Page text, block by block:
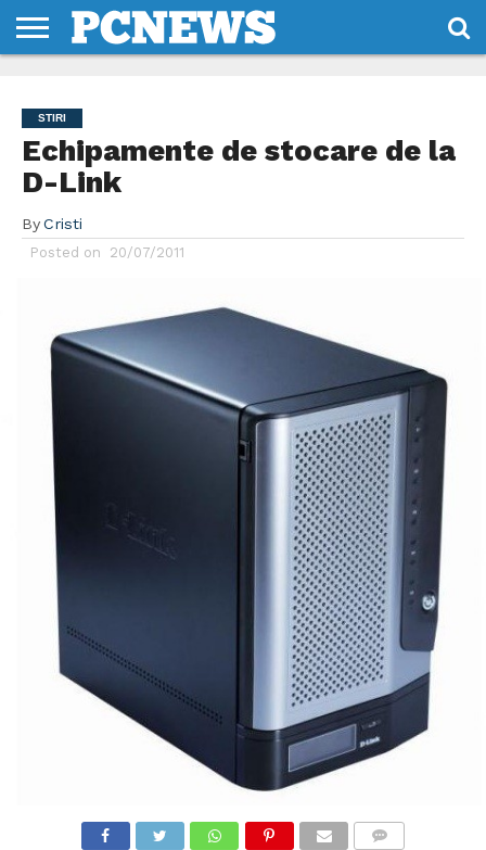
NOI
SI
CONDITII
STIRI
Echipamente de stocare de la
D-Link
By Cristi
Posted on 20/07/2011